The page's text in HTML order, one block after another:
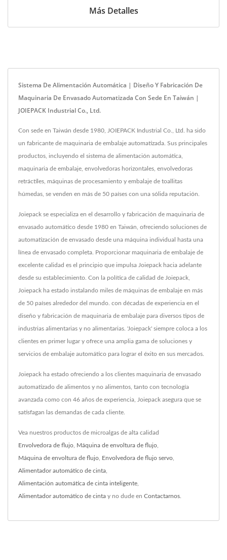
Más Detalles
Sistema De Alimentación Automática | Diseño Y Fabricación De
Maquinaria De Envasado Automatizada Con Sede En Taiwán |
JOIEPACK Industrial Co., Ltd.
Con sede en Taiwán desde 1980, JOIEPACK Industrial Co., Ltd. ha sido
un fabricante de maquinaria de embalaje automatizada. Sus principales
productos, incluyendo el sistema de alimentación automática,
maquinaria de embalaje, envolvedoras horizontales, envolvedoras
retráctiles, máquinas de procesamiento y embalaje de toallitas
húmedas, se venden en más de 50 países con una sólida reputación.
Joiepack se especializa en el desarrollo y fabricación de maquinaria de
envasado automático desde 1980 en Taiwán, ofreciendo soluciones de
automatización de envasado desde una máquina individual hasta una
línea de envasado completa. Proporcionar maquinaria de embalaje de
excelente calidad es el principio que impulsa Joiepack hacia adelante
desde su establecimiento. Con la política de calidad de Joiepack,
Joiepack ha estado instalando miles de máquinas de embalaje en más
de 50 países alrededor del mundo. con décadas de experiencia en el
diseño y fabricación de maquinaria de embalaje para diversos tipos de
industrias alimentarias y no alimentarias. 'Joiepack' siempre coloca a los
clientes en primer lugar y ofrece una amplia gama de soluciones y
servicios de embalaje automático para lograr el éxito en sus mercados.
Joiepack ha estado ofreciendo a los clientes maquinaria de envasado
automatizado de alimentos y no alimentos, tanto con tecnología
avanzada como con 46 años de experiencia, Joiepack asegura que se
satisfagan las demandas de cada cliente.
Vea nuestros productos de microalgas de alta calidad
Envolvedora de flujo Máquina de envoltura de flujo
Máquina de envoltura de flujo Envolvedora de flujo servo
Alimentador automático de cinta
Alimentación automática de cinta inteligente
Alimentador automático de cinta y no dude en Contactarnos